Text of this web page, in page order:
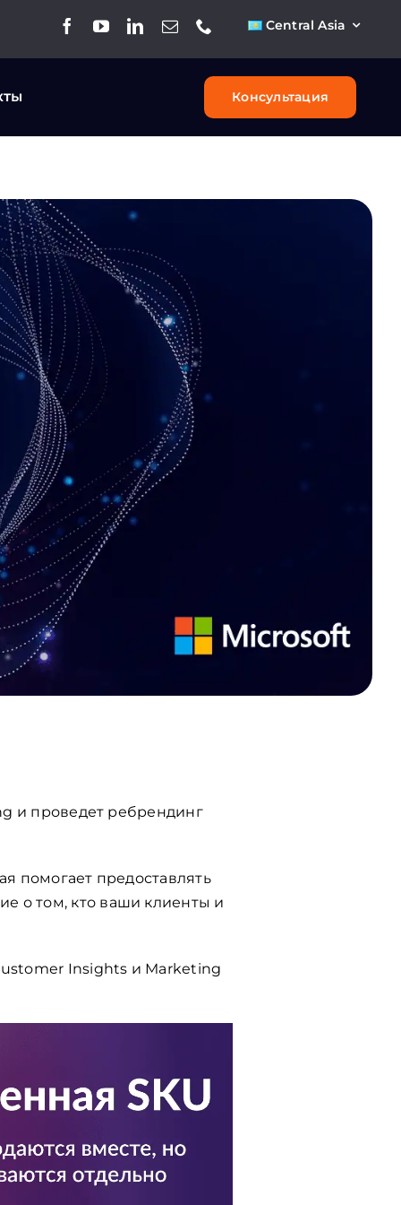
Central Asia
Консультация
и проведет ребрендинг
помогает предоставлять
о том, кто ваши клиенты и
Insights и Marketing